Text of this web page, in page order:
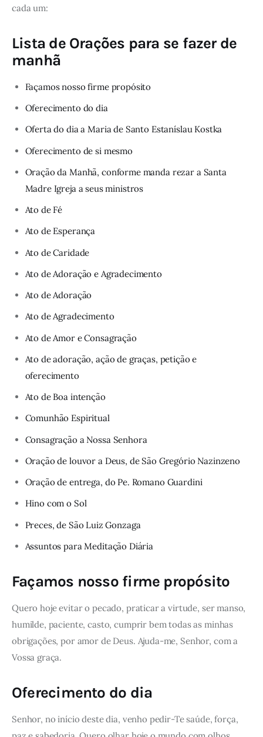
cada um:
Lista de Orações para se fazer de
manhã
Façamos nosso firme propósito
Oferecimento do dia
Oferta do dia a Maria de Santo Estaníslau Kostka
Oferecimento de si mesmo
Oração da Manhã, conforme manda rezar a Santa
Madre Igreja a seus ministros
Ato de Fé
Ato de Esperança
Ato de Caridade
Ato de Adoração e Agradecimento
Ato de Adoração
Ato de Agradecimento
Ato de Amor e Consagração
Ato de adoração, ação de graças, petição e
oferecimento
Ato de Boa intenção
Comunhão Espiritual
Consagração a Nossa Senhora
Oração de louvor a Deus, de São Gregório Nazinzeno
Oração de entrega, do Pe. Romano Guardini
Hino com o Sol
Preces, de São Luiz Gonzaga
Assuntos para Meditação Diária
Façamos nosso firme propósito
Quero hoje evitar o pecado, praticar a virtude, ser manso,
humilde, paciente, casto, cumprir bem todas as minhas
obrigações, por amor de Deus. Ajuda-me, Senhor, com a
Vossa graça.
Oferecimento do dia
Senhor, no início deste dia, venho pedir-Te saúde, força,